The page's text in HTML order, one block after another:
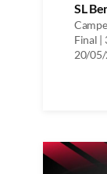
SL
Final |
20/